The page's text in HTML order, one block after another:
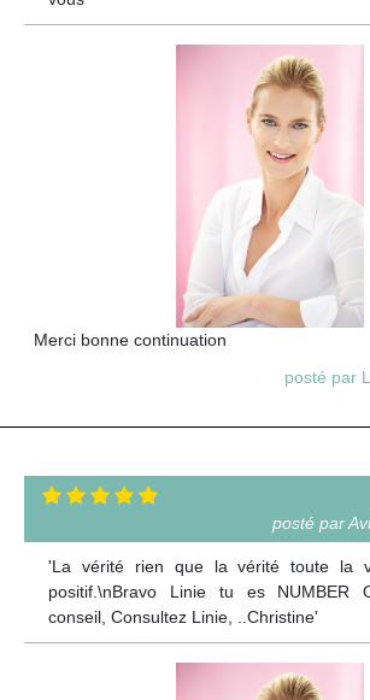
Merci bonne continuation
posté par
posté par
'La vérité rien que la vérité toute la
positif.\nBravo Linie tu es NUMBER
conseil, Consultez Linie, ..Christine'